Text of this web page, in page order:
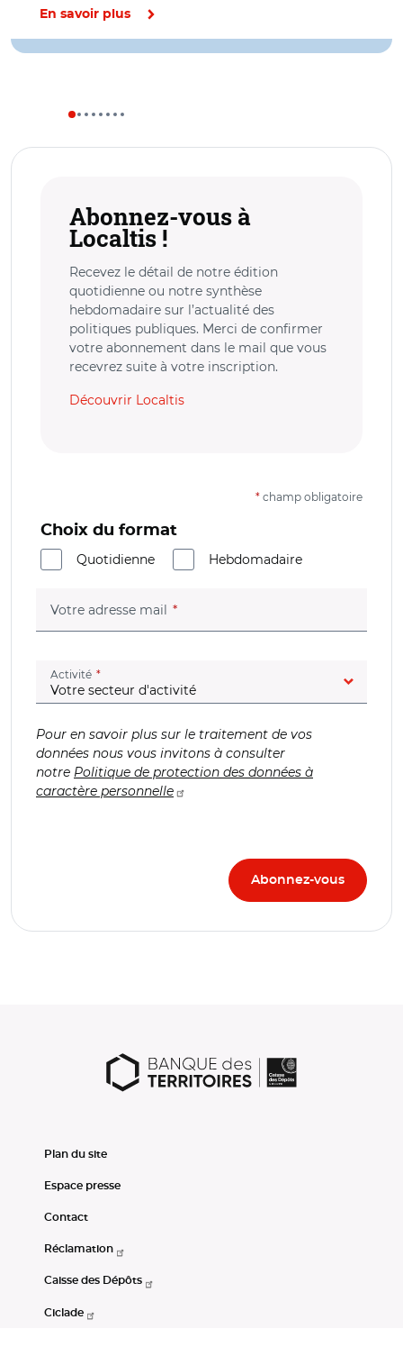
En savoir plus
Abonnez-vous à
Localtis !
Recevez le détail de notre édition
quotidienne ou notre synthèse
hebdomadaire sur l’actualité des
politiques publiques. Merci de confirmer
votre abonnement dans le mail que vous
recevrez suite à votre inscription.
Découvrir Localtis
* champ obligatoire
Choix du format
Quotidienne
Hebdomadaire
Votre adresse mail (champ obligatoire)
Activité (champ obligatoire)
Pour en savoir plus sur le traitement de vos
données nous vous invitons à consulter
notre Politique de protection des données à
caractère personnelle
Plan du site
Espace presse
Contact
Réclamation
Caisse des Dépôts
Ciclade